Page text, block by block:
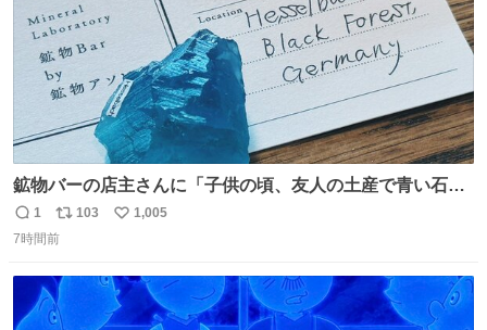
鉱物バーの店主さんに「子供の頃、友人の土産で青い石を
貰って、それがすごく気に入ってたのに、いつかの引越し
で無くしてしまった」という話をしたら、 「お土産で買っ
トかな…」と当たりつけてもらった。確かにこんな感じだ
った気がする 凄い
返
信
1
リ
ポ
ト
数
103
い
数
1,005
7時間前